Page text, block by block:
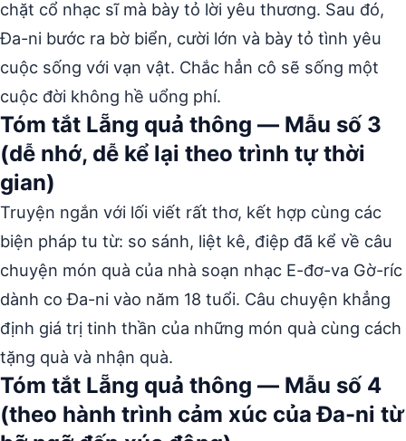
chặt cổ nhạc sĩ mà bày tỏ lời yêu thương. Sau đó,
Đa-ni bước ra bờ biển, cười lớn và bày tỏ tình yêu
cuộc sống với vạn vật. Chắc hẳn cô sẽ sống một
cuộc đời không hề uổng phí.
Tóm tắt Lẵng quả thông — Mẫu số 3
(dễ nhớ, dễ kể lại theo trình tự thời
gian)
Truyện ngắn với lối viết rất thơ, kết hợp cùng các
biện pháp tu từ: so sánh, liệt kê, điệp đã kể về câu
chuyện món quà của nhà soạn nhạc E-đơ-va Gờ-ríc
dành co Đa-ni vào năm 18 tuổi. Câu chuyện khẳng
định giá trị tinh thần của những món quà cùng cách
tặng quà và nhận quà.
Tóm tắt Lẵng quả thông — Mẫu số 4
(theo hành trình cảm xúc của Đa-ni từ